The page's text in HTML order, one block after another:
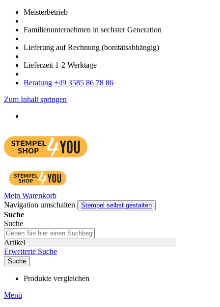
Meister­betrieb
Familien­unter­nehmen in sechster Gene­ration
Lieferung auf Rech­nung (bonitätsabhängig)
Liefer­zeit 1-2 Werk­tage
Bera­tung +49 3585 86 78 86
Zum Inhalt springen
Mein Warenkorb
Navigation umschalten
Stempel selbst gestalten
Suche
Suche
Artikel
Erweiterte Suche
Suche
Produkte vergleichen
Menü